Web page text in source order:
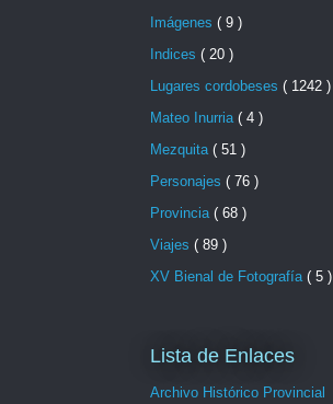
Imágenes ( 9 )
Indices ( 20 )
Lugares cordobeses ( 1242 )
Mateo Inurria ( 4 )
Mezquita ( 51 )
Personajes ( 76 )
Provincia ( 68 )
Viajes ( 89 )
XV Bienal de Fotografía ( 5 )
Lista de Enlaces
Archivo Histórico Provincial